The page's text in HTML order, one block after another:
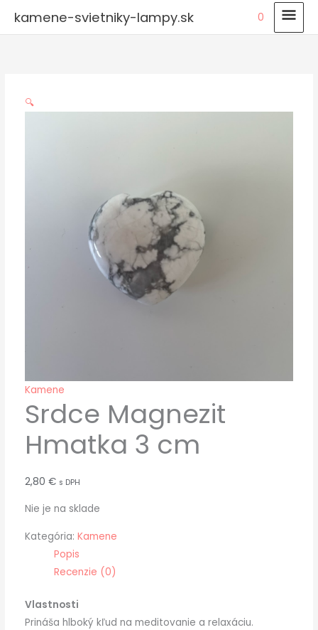
kamene-svietniky-lampy.sk 0
🔍
Kamene
Srdce Magnezit
Hmatka 3 cm
2,80 € s DPH
Nie je na sklade
Kategória: Kamene
Popis
Recenzie (0)
Vlastnosti
Prináša hlboký kľud na meditovanie a relaxáciu.